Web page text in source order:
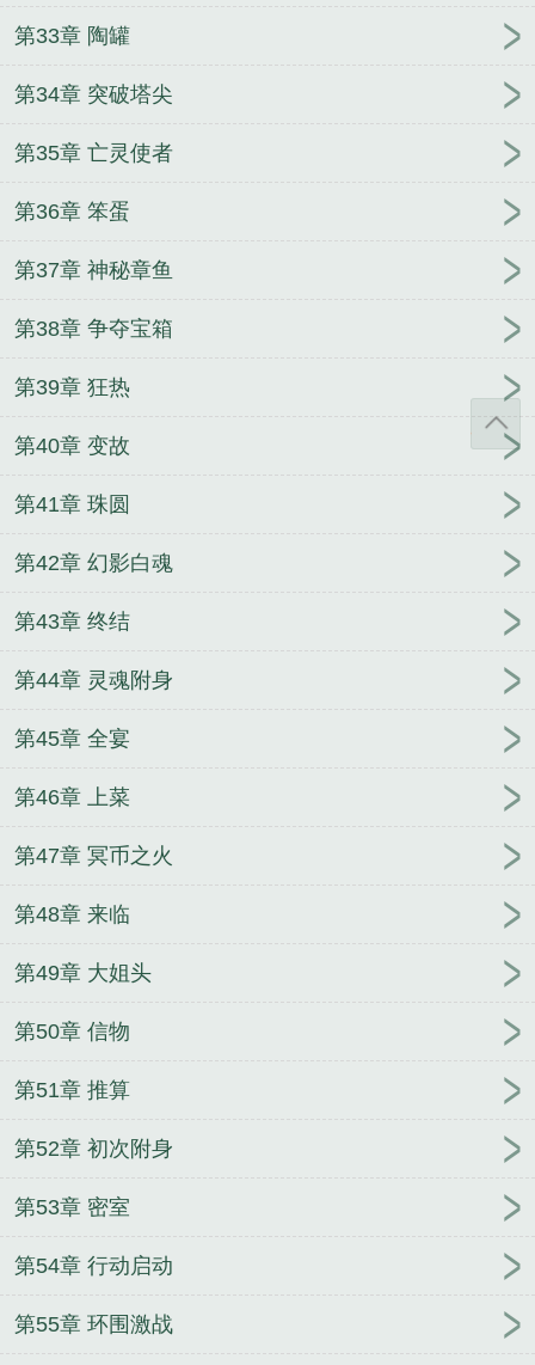
第33章 陶罐
第34章 突破塔尖
第35章 亡灵使者
第36章 笨蛋
第37章 神秘章鱼
第38章 争夺宝箱
第39章 狂热
第40章 变故
第41章 珠圆
第42章 幻影白魂
第43章 终结
第44章 灵魂附身
第45章 全宴
第46章 上菜
第47章 冥币之火
第48章 来临
第49章 大姐头
第50章 信物
第51章 推算
第52章 初次附身
第53章 密室
第54章 行动启动
第55章 环围激战